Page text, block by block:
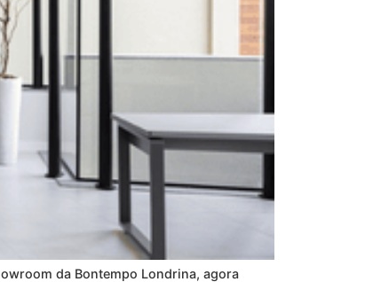
da Bontempo Londrina, agora